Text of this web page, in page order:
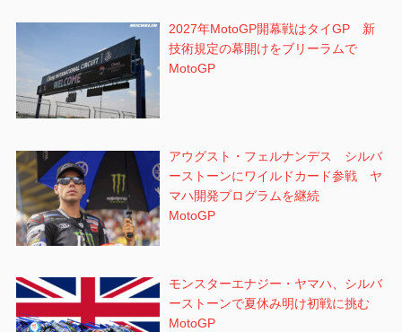
2027年MotoGP開幕戦はタイGP 新
技術規定の幕開けをブリーラムで
MotoGP
アウグスト・フェルナンデス シルバ
ーストーンにワイルドカード参戦 ヤ
マハ開発プログラムを継続
MotoGP
モンスターエナジー・ヤマハ、シルバ
ーストーンで夏休み明け初戦に挑む
MotoGP